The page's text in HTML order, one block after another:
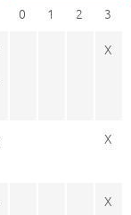
0 1 2
3
X
X
X